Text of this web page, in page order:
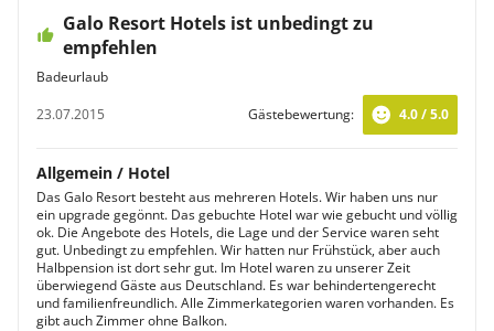
Galo Resort Hotels ist unbedingt zu
empfehlen
Badeurlaub
23.07.2015
Gästebewertung: 4.0 / 5.0
Allgemein / Hotel
Das Galo Resort besteht aus mehreren Hotels. Wir haben uns nur
ein upgrade gegönnt. Das gebuchte Hotel war wie gebucht und völlig
ok. Die Angebote des Hotels, die Lage und der Service waren seht
gut. Unbedingt zu empfehlen. Wir hatten nur Frühstück, aber auch
Halbpension ist dort sehr gut. Im Hotel waren zu unserer Zeit
überwiegend Gäste aus Deutschland. Es war behindertengerecht
und familienfreundlich. Alle Zimmerkategorien waren vorhanden. Es
gibt auch Zimmer ohne Balkon.